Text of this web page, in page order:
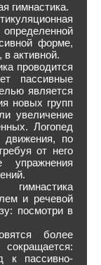
гимнастика.
форме,
в активной.
проводится
пассивные
является
новых групп
увеличение
Логопед
движения, по
от него
упражнения
и речевой
посмотри в
более
к пассивно-